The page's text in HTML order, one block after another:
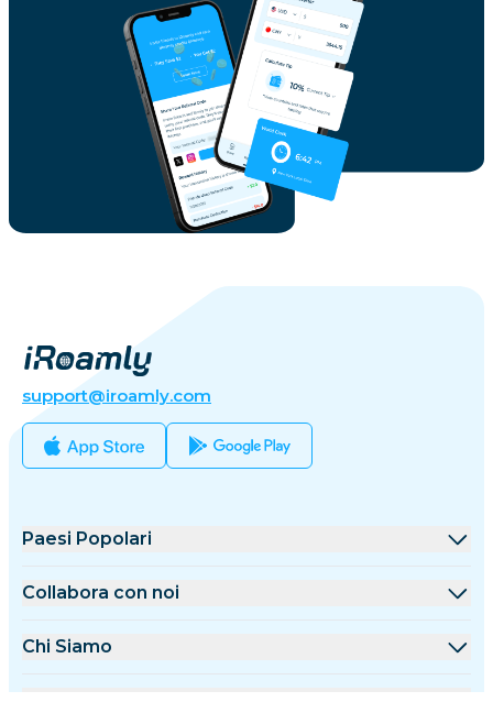
support@iroamly.com
Paesi Popolari
Stati Uniti
Collabora con noi
Piattaforma All'ingrosso
Chi Siamo
Chi è iRoamly